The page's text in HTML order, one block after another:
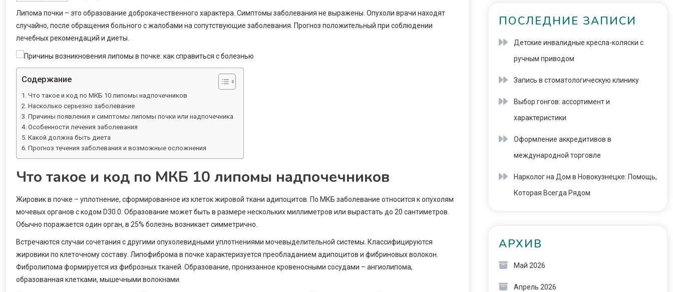
Липома почки – это образование доброкачественного характера. Симптомы заболевания не выражены. Опухоли врачи находят
случайно, после обращения больного с жалобами на сопутствующие заболевания. Прогноз положительный при соблюдении
лечебных рекомендаций и диеты.
Содержание
Что такое и код по МКБ 10 липомы надпочечников
Насколько серьезно заболевание
Причины появления и симптомы липомы почки или надпочечника
Особенности лечения заболевания
Какой должна быть диета
Прогноз течения заболевания и возможные осложнения
Что такое и код по МКБ 10 липомы надпочечников
Жировик в почке – уплотнение, сформированное из клеток жировой ткани адипоцитов. По МКБ заболевание относится к опухолям
мочевых органов с кодом D30.0. Образование может быть в размере нескольких миллиметров или вырастать до 20 сантиметров.
Обычно поражается один орган, в 25% болезнь возникает симметрично.
Встречаются случаи сочетания с другими опухолевидными уплотнениями мочевыделительной системы. Классифицируются
жировики по клеточному составу. Липофиброма в почке характеризуется преобладанием адипоцитов и фибриновых волокон.
Фибролипома формируется из фиброзных тканей. Образование, пронизанное кровеносными сосудами – ангиолипома,
образованная клетками, мышечными волокнами.
ПОСЛЕДНИЕ ЗАПИСИ
Детские инвалидные кресла-коляски с
ручным приводом
Запись в стоматологическую клинику
Выбор гонгов: ассортимент и
характеристики
Оформление аккредитивов в
международной торговле
Нарколог на Дом в Новокузнецке: Помощь,
Которая Всегда Рядом
АРХИВ
Май 2026
Апрель 2026